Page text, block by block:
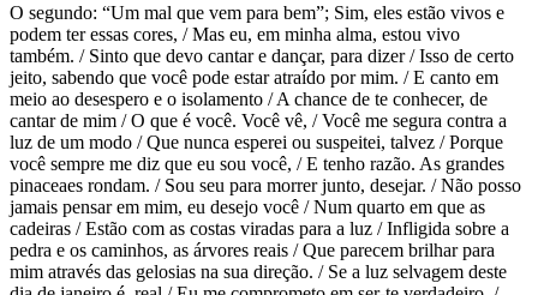
O segundo: “Um mal que vem para bem”; Sim, eles estão vivos e
podem ter essas cores, / Mas eu, em minha alma, estou vivo
também. / Sinto que devo cantar e dançar, para dizer / Isso de certo
jeito, sabendo que você pode estar atraído por mim. / E canto em
meio ao desespero e o isolamento / A chance de te conhecer, de
cantar de mim / O que é você. Você vê, / Você me segura contra a
luz de um modo / Que nunca esperei ou suspeitei, talvez / Porque
você sempre me diz que eu sou você, / E tenho razão. As grandes
pinaceaes rondam. / Sou seu para morrer junto, desejar. / Não posso
jamais pensar em mim, eu desejo você / Num quarto em que as
cadeiras / Estão com as costas viradas para a luz / Infligida sobre a
pedra e os caminhos, as árvores reais / Que parecem brilhar para
mim através das gelosias na sua direção. / Se a luz selvagem deste